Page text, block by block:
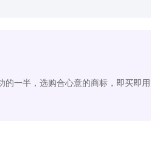
的一半，选购合心意的商标，即买即用